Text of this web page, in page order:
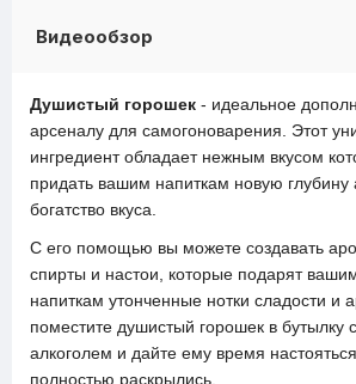
Видеообзор
Душистый горошек - идеальное
арсеналу для самогоноварения. Этот
ингредиент обладает нежным вкусом
придать вашим напиткам новую глубину
богатство вкуса.
С его помощью вы можете создавать
спирты и настои, которые подарят
напиткам утонченные нотки сладости и
поместите душистый горошек в бутылку
алкоголем и дайте ему время
полностью раскрылись.